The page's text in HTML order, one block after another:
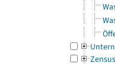
Zensus